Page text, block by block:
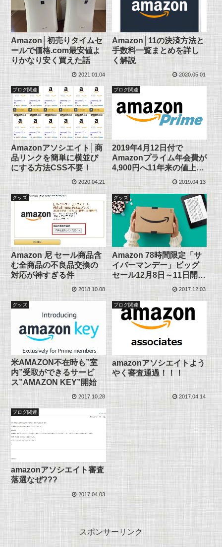
Amazon│初売りタイムセ
ールで価格.com最安値よ
りかなり安く買えた話
2021.01.04
Amazon│11の決済方法と
手数料一覧まとめを詳し
く解説
2020.05.01
ブログ関連
Amazonアソシエイト│商
品リンクを簡単に横並び
にする方法CSS不要！
2020.04.21
ブログ関連
2019年4月12日付で
Amazonプライム年会費が
4,900円へ11年来の値上げ
2019.04.13
グッズ
Amazon 尼 セール商品含
む全商品の不良品交換の
対応が神すぎる件
2018.10.08
グッズ
Amazon 78時間限定「サ
イバーマンデー」ビッグ
セール12月8日～11日開
2017.12.03
グッズ
米AMAZON不在時も”室
内”受取ができるサービ
ス”AMAZON KEY”開始
2017.10.28
ブログ関連
amazonアソシエイトよう
やく審査通過！！！
2017.04.14
ブログ関連
amazonアソシエイト審査
落選なぜ???
2017.04.03
スポンサーリンク